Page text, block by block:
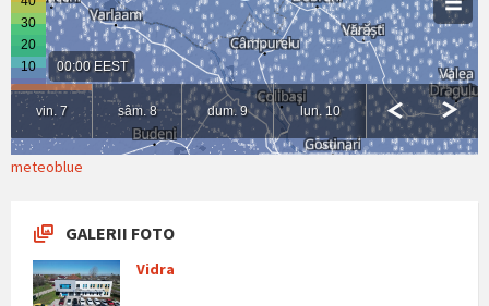
meteoblue
GALERII FOTO
Vidra